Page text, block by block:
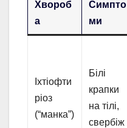
Хвороб
а
Симпто
ми
Іхтіофти
ріоз
(“манка”)
Білі
крапки
на тілі,
свербіж